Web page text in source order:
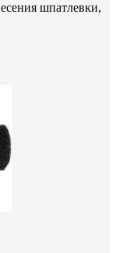
шпатлевки,